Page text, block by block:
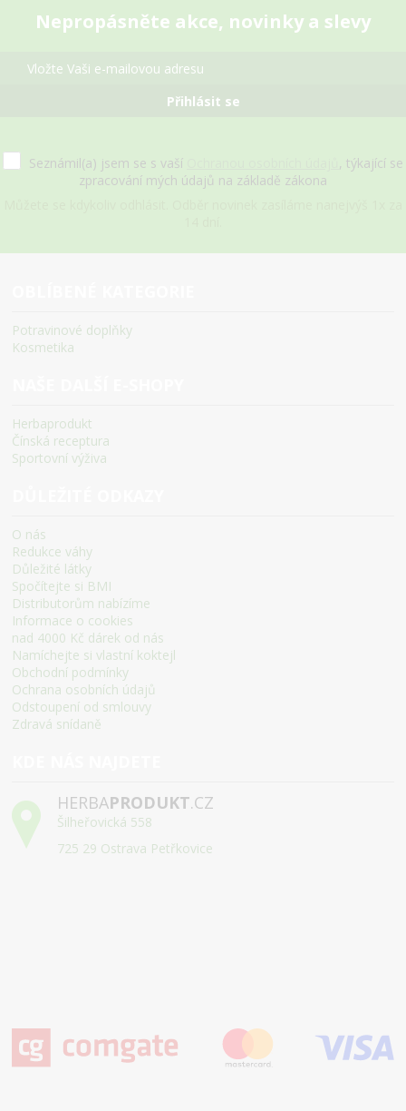
Nepropásněte akce, novinky a slevy
Přihlásit se
Seznámil(a) jsem se s vaší
, týkající se
zpracování mých údajů na základě zákona
Potravinové doplňky
Kosmetika
Herbaprodukt
Čínská receptura
Sportovní výživa
O nás
Redukce váhy
Důležité látky
Spočítejte si BMI
Distributorům nabízíme
Informace o cookies
nad 4000 Kč dárek od nás
Namíchejte si vlastní koktejl
Obchodní podmínky
Ochrana osobních údajů
Odstoupení od smlouvy
Zdravá snídaně
HERBAPRODUKT.CZ
Šilheřovická 558
725 29 Ostrava Petřkovice